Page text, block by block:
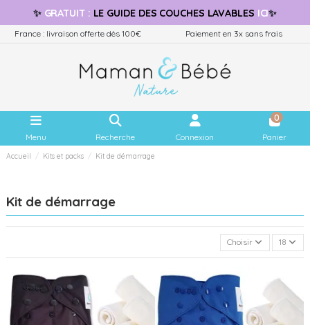
✨ GRATUIT: LE GUIDE DES COUCHES LAVABLES ICI✨
France : livraison offerte dès 100€ Paiement en 3x sans frais
Menu Recherche Connexion
0
Panier
Accueil Kits et packs Kit de démarrage
Kit de démarrage
Choisir 18